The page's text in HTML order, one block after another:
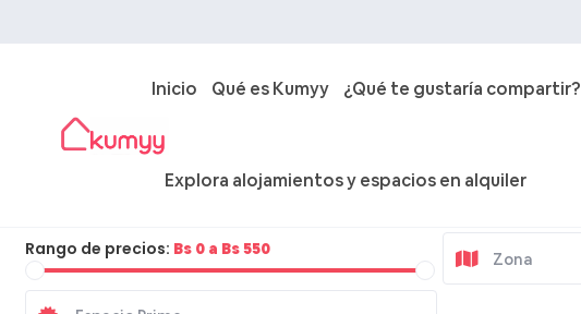
Inicio Qué es Kumyy ¿Qué te gustaría compartir?
Explora alojamientos y espacios en alquiler
Rango de precios: Bs 0 a Bs 550
Zona